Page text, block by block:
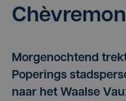
Morgenochtend
Poperings
naar het Waalse